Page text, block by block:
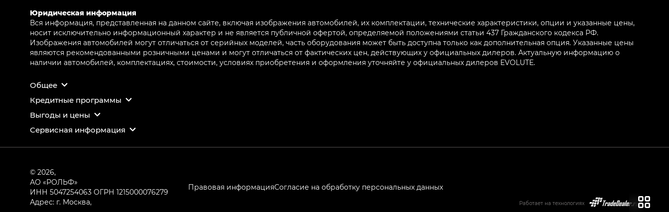
Юридическая информация
Вся информация, представленная на данном сайте, включая изображения автомобилей, их комплектации, технические характеристики, опции и указанные цены,
носит исключительно информационный характер и не является публичной офертой, определяемой положениями статьи 437 Гражданского кодекса РФ.
Изображения автомобилей могут отличаться от серийных моделей, часть оборудования может быть доступна только как дополнительная опция. Указанные цены
являются рекомендованными розничными ценами и могут отличаться от фактических цен, действующих у официальных дилеров. Актуальную информацию о
наличии автомобилей, комплектациях, стоимости, условиях приобретения и оформления уточняйте у официальных дилеров EVOLUTE.
Общее
Кредитные программы
Выгоды и цены
Сервисная информация
© 2026,
АО «РОЛЬФ»
ИНН 5047254063 ОГРН 1215000076279
Адрес: г. Москва,
Правовая информацияСогласие на обработку персональных данных
Работает на технологиях